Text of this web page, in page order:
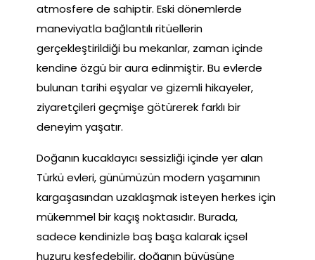
atmosfere de sahiptir. Eski dönemlerde
maneviyatla bağlantılı ritüellerin
gerçekleştirildiği bu mekanlar, zaman içinde
kendine özgü bir aura edinmiştir. Bu evlerde
bulunan tarihi eşyalar ve gizemli hikayeler,
ziyaretçileri geçmişe götürerek farklı bir
deneyim yaşatır.
Doğanın kucaklayıcı sessizliği içinde yer alan
Türkü evleri, günümüzün modern yaşamının
kargaşasından uzaklaşmak isteyen herkes için
mükemmel bir kaçış noktasıdır. Burada,
sadece kendinizle baş başa kalarak içsel
huzuru keşfedebilir, doğanın büyüsüne